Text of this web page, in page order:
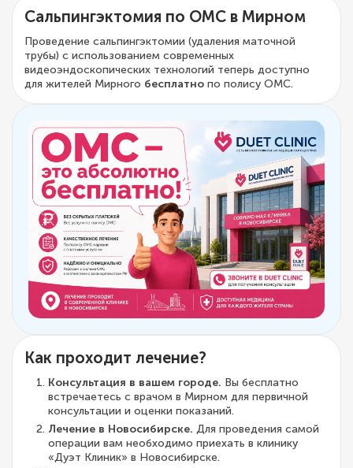
Сальпингэктомия по ОМС в Мирном
Проведение сальпингэктомии (удаления маточной
трубы) с использованием современных
видеоэндоскопических технологий теперь доступно
для жителей Мирного бесплатно по полису ОМС.
Как проходит лечение?
Консультация в вашем городе. Вы бесплатно
встречаетесь с врачом в Мирном для первичной
консультации и оценки показаний.
Лечение в Новосибирске. Для проведения самой
операции вам необходимо приехать в клинику
«Дуэт Клиник» в Новосибирске.